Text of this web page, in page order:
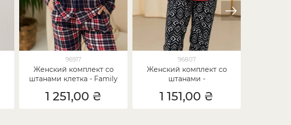
96917
Женский комплект со
штанами клетка - Family
1 251,00 ₴
96807
Женский комплект со
штанами -
1 151,00 ₴